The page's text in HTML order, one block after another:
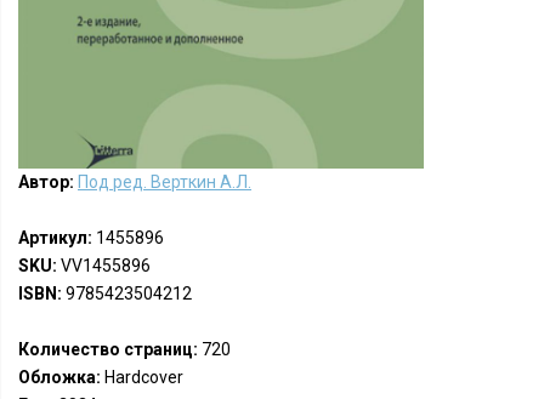
Автор: Под ред. Верткин А.Л.
Артикул: 1455896
SKU: VV1455896
ISBN: 9785423504212
Количество страниц: 720
Обложка: Hardcover